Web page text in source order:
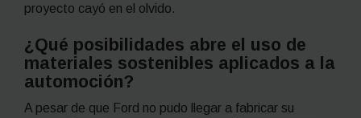
proyecto cayó en el olvido.
¿Qué posibilidades abre el uso de
materiales sostenibles aplicados a la
automoción?
A pesar de que Ford no pudo llegar a fabricar su